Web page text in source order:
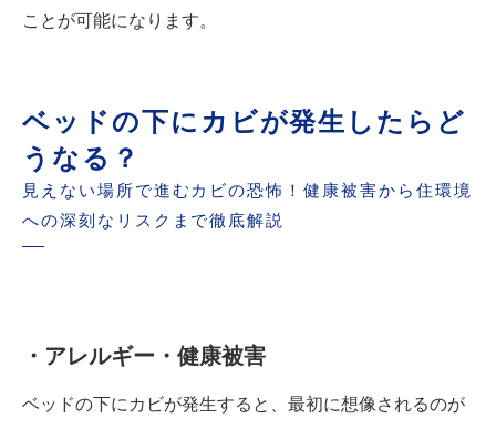
ことが可能になります。
ベッドの下にカビが発生したらど
うなる？
見えない場所で進むカビの恐怖！健康被害から住環境
への深刻なリスクまで徹底解説
・アレルギー・健康被害
ベッドの下にカビが発生すると、最初に想像されるのが